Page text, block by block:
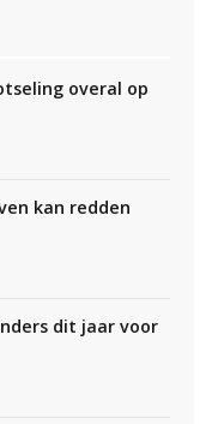
overal op
kan redden
dit jaar voor